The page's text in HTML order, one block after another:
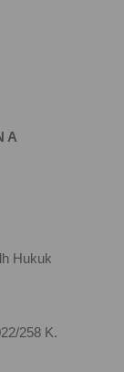
A
Hukuk
258 K.